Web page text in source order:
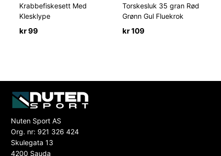
Krabbefiskesett Med
Klesklype
kr99
Torskesluk 35 gran Rød
Grønn Gul Fluekrok
kr109
Nuten Sport AS
Org. nr: 921 326 424
Skulegata 13
4200 Sauda